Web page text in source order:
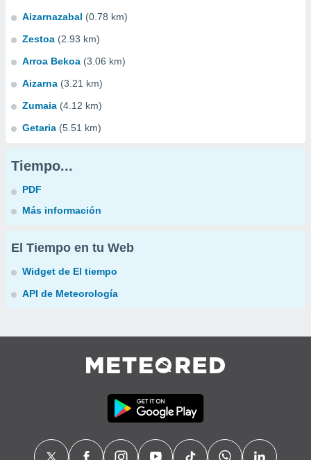
Aizarnazabal (0.78 km)
Zestoa (2.93 km)
Arroa Bekoa (3.06 km)
Aizarna (3.21 km)
Zumaia (4.12 km)
Getaria (5.51 km)
Tiempo...
PDF
Más información
El Tiempo en tu Web
Widget de El tiempo
API de Meteorología